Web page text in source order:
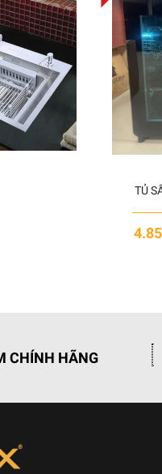
-
dùng
TỦ
CHÍNH HÃNG